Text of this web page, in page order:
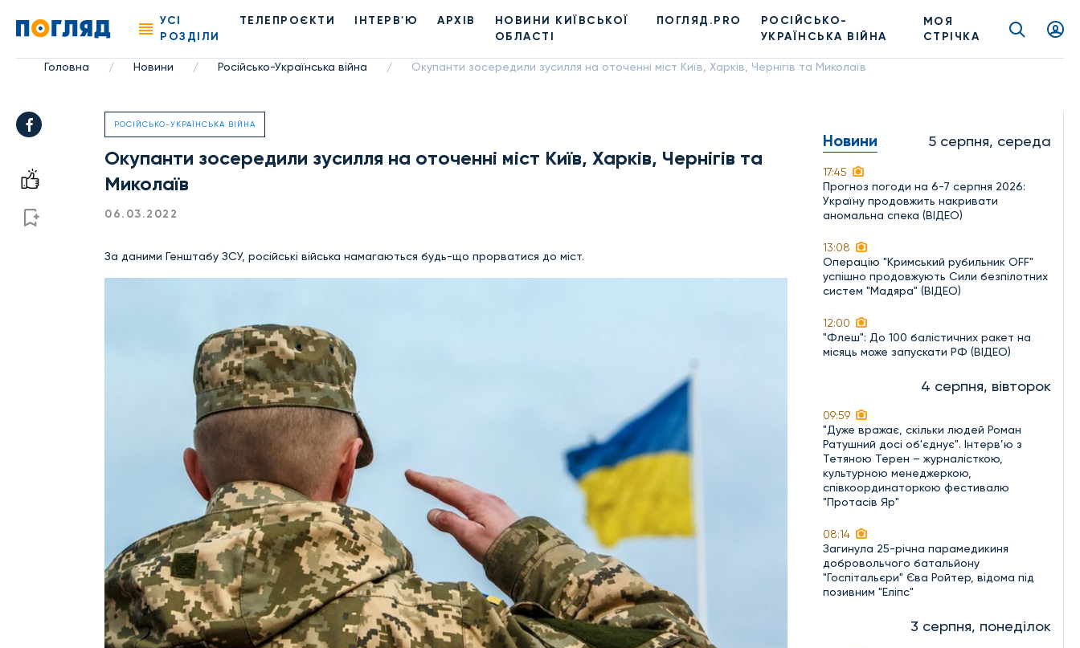
УСІ
РОЗДІЛИ
ТЕЛЕПРОЄКТИ ІНТЕРВ'Ю АРХІВ
НОВИНИ КИЇВСЬКОЇ
ОБЛАСТІ
ПОГЛЯД.PRO
РОСІЙСЬКО-
УКРАЇНСЬКА ВІЙНА
МОЯ
СТРІЧКА
Головна / Новини / Російсько-Українська війна / Окупанти зосередили зусилля на оточенні міст Київ, Харків, Чернігів та Миколаїв
РОСІЙСЬКО-УКРАЇНСЬКА ВІЙНА
Окупанти зосередили зусилля на оточенні міст Київ, Харків, Чернігів та
Миколаїв
06.03.2022
За даними Генштабу ЗСУ, російські війська намагаються будь-що прорватися до міст.
Новини 5 серпня, середа
17:45
Прогноз погоди на 6-7 серпня 2026:
Україну продовжить накривати
аномальна спека (ВІДЕО)
13:08
Операцію "Кримський рубильник OFF"
успішно продовжують Сили безпілотних
систем "Мадяра" (ВІДЕО)
12:00
"Флеш": До 100 балістичних ракет на
місяць може запускати РФ (ВІДЕО)
4 серпня, вівторок
09:59
"Дуже вражає, скільки людей Роман
Ратушний досі об'єднує". Інтерв’ю з
Тетяною Терен – журналісткою,
культурною менеджеркою,
співкоординаторкою фестивалю
"Протасів Яр"
08:14
Загинула 25-річна парамедикиня
добровольчого батальйону
"Госпітальєри" Єва Ройтер, відома під
позивним "Еліпс"
3 серпня, понеділок